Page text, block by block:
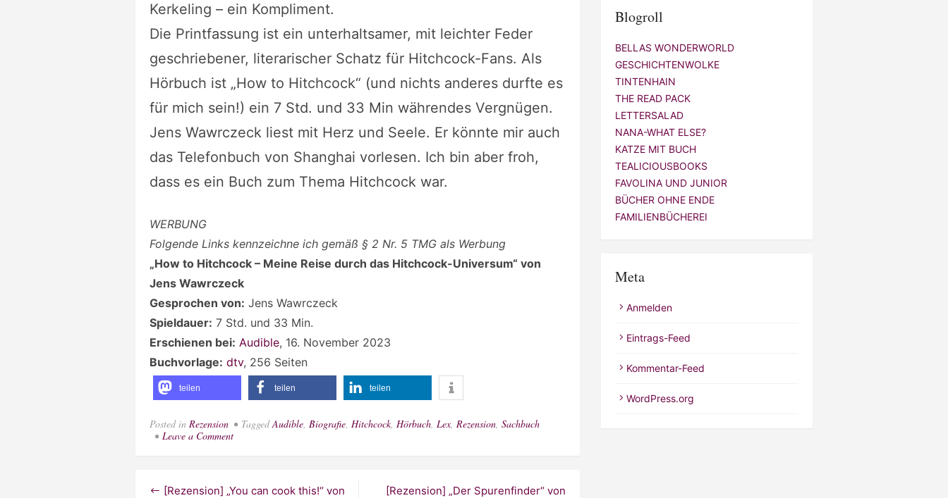
Kerkeling – ein Kompliment.
Die Printfassung ist ein unterhaltsamer, mit leichter Feder
geschriebener, literarischer Schatz für Hitchcock-Fans. Als
Hörbuch ist „How to Hitchcock“ (und nichts anderes durfte es
für mich sein!) ein 7 Std. und 33 Min währendes Vergnügen.
Jens Wawrczeck liest mit Herz und Seele. Er könnte mir auch
das Telefonbuch von Shanghai vorlesen. Ich bin aber froh,
dass es ein Buch zum Thema Hitchcock war.
WERBUNG
Folgende Links kennzeichne ich gemäß § 2 Nr. 5 TMG als Werbung
„How to Hitchcock – Meine Reise durch das Hitchcock-Universum“ von
Jens Wawrczeck
Gesprochen von: Jens Wawrczeck
Spieldauer: 7 Std. und 33 Min.
Erschienen bei: Audible, 16. November 2023
Buchvorlage: dtv, 256 Seiten
teilen teilen teilen
Posted in Rezension TaggedAudible, Biografie, Hitchcock, Hörbuch, Lex, Rezension, Sachbuch
Leave a Commenton
von
Beitragsnavigation [Rezension] „Der Spurenfinder“ von
[Rezension] „You can cook this!“ von
Blogroll
BELLAS WONDERWORLD
GESCHICHTENWOLKE
TINTENHAIN
THE READ PACK
LETTERSALAD
NANA-WHAT ELSE?
KATZE MIT BUCH
TEALICIOUSBOOKS
FAVOLINA UND JUNIOR
BÜCHER OHNE ENDE
FAMILIENBÜCHEREI
Meta
Anmelden
Eintrags-Feed
Kommentar-Feed
WordPress.org